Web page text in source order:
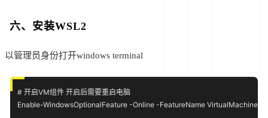
六、安装WSL2
以管理员身份打开windows terminal
# 开启VM组件 开启后需要重启电脑
Enable-WindowsOptionalFeature -Online -FeatureName